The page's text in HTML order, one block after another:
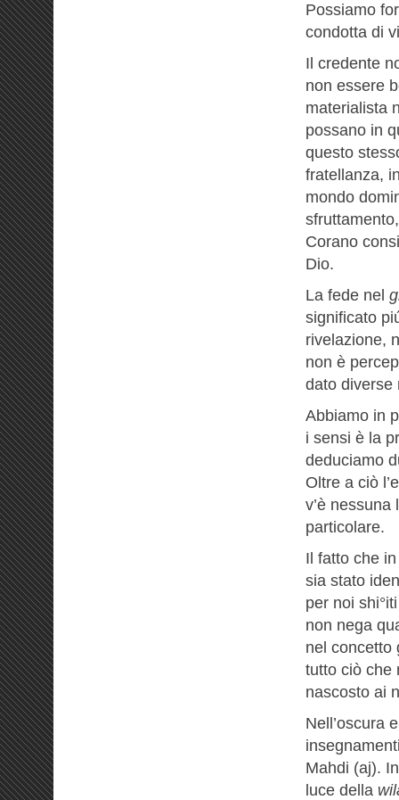
Possiamo
condotta di
Il credente
non essere
materialista
possano in
questo
fratellanza,
mondo
Corano
Dio.
La fede nel
significato
rivelazione,
non è
dato diverse
Abbiamo in
i sensi è la
deduciamo
Oltre a ciò
v’è
particolare.
Il fatto che
sia stato
per noi
non nega
nel
tutto ciò che
nascosto ai
Nell’oscura
Mahdi (aj).
luce della